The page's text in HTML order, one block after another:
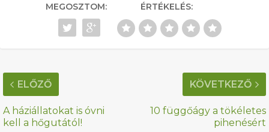
MEGOSZTOM: ÉRTÉKELÉS:
ELŐZŐ
A háziállatokat is óvni
kell a hőgutától!
KÖVETKEZŐ
10 függőágy a tökéletes
pihenésért